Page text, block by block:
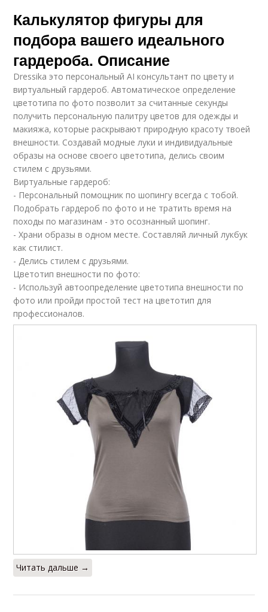
Калькулятор фигуры для
подбора вашего идеального
гардероба. Описание
Dressika это персональный AI консультант по цвету и
виртуальный гардероб. Автоматическое определение
цветотипа по фото позволит за считанные секунды
получить персональную палитру цветов для одежды и
макияжа, которые раскрывают природную красоту твоей
внешности. Создавай модные луки и индивидуальные
образы на основе своего цветотипа, делись своим
стилем с друзьями.
Виртуальные гардероб:
- Персональный помощник по шопингу всегда с тобой.
Подобрать гардероб по фото и не тратить время на
походы по магазинам - это осознанный шопинг.
- Храни образы в одном месте. Составляй личный лукбук
как стилист.
- Делись стилем с друзьями.
Цветотип внешности по фото:
- Используй автоопределение цветотипа внешности по
фото или пройди простой тест на цветотип для
профессионалов.
Читать дальше →